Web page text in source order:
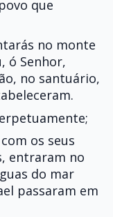
que
no monte
ó Senhor,
no santuário,
os seus
entraram no
do mar
passaram em